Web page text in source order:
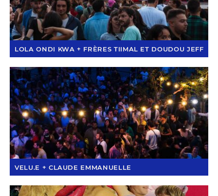
LOLA ONDI KWA + FRÈRES TIIMAL ET DOUDOU JEFF
VELU.E + CLAUDE EMMANUELLE